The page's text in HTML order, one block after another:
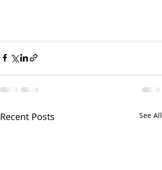
Recent Posts See All